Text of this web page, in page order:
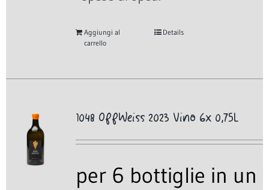
Aggiungi al
carrello
Details
1048 OffWeiss 2023 Vino 6x 0,75L
per 6 bottiglie in un